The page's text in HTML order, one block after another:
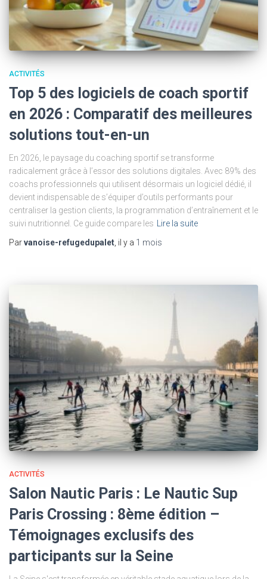
ACTIVITÉS
Top 5 des logiciels de coach sportif
en 2026 : Comparatif des meilleures
solutions tout-en-un
En 2026, le paysage du coaching sportif se transforme
radicalement grâce à l’essor des solutions digitales. Avec 89% des
coachs professionnels qui utilisent désormais un logiciel dédié, il
devient indispensable de s’équiper d’outils performants pour
centraliser la gestion clients, la programmation d’entraînement et le
suivi nutritionnel. Ce guide compare les Lire la suite
Parvanoise-refugedupalet, il y a 1 mois
ACTIVITÉS
Salon Nautic Paris : Le Nautic Sup
Paris Crossing : 8ème édition –
Témoignages exclusifs des
participants sur la Seine